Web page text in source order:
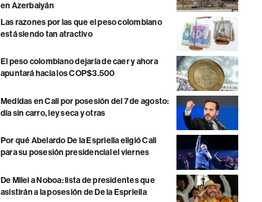
en Azerbaiyán
Las razones por las que el peso colombiano
está siendo tan atractivo
El peso colombiano dejaría de caer y ahora
apuntará hacia los COP$3.500
Medidas en Cali por posesión del 7 de agosto:
día sin carro, ley seca y otras
Por qué Abelardo De la Espriella eligió Cali
para su posesión presidencial el viernes
De Milei a Noboa: lista de presidentes que
asistirán a la posesión de De la Espriella